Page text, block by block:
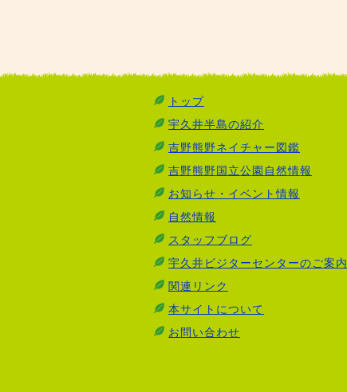
トップ
宇久井半島の紹介
吉野熊野ネイチャー図鑑
吉野熊野国立公園自然情報
お知らせ・イベント情報
自然情報
スタッフブログ
宇久井ビジターセンターのご案内
関連リンク
本サイトについて
お問い合わせ